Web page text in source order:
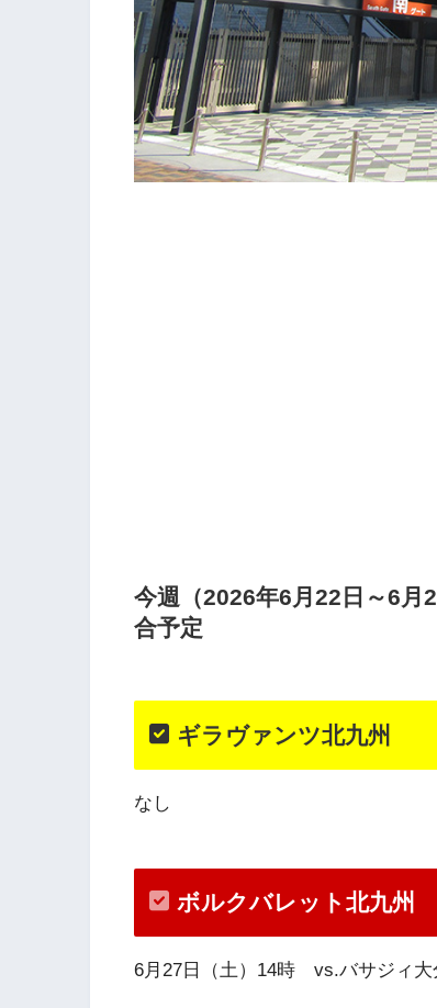
今週（2026年6月22日～6
合予定
ギラヴァンツ北九州
なし
ボルクバレット北九州
6月27日（土）14時 vs.バサジィ大